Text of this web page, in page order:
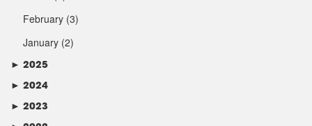
February (3)
January (2)
► 2025
► 2024
► 2023